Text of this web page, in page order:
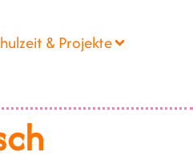
& Projekte